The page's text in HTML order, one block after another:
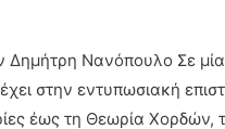
Δημήτρη Νανόπουλο Σε
στην εντυπωσιακή
έως τη Θεωρία Χορδών,